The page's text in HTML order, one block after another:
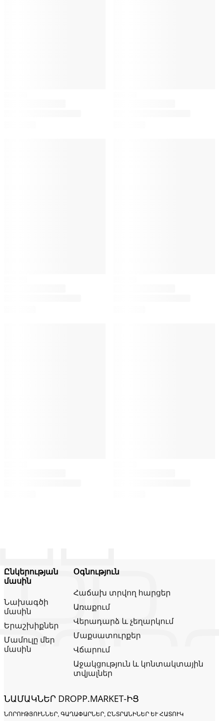
Ընկերության
մասին
Նախագծի
մասին
Երաշխիքներ
Մամուլը մեր
մասին
Օգնություն
Հաճախ տրվող հարցեր
Առաքում
Վերադարձ և չեղարկում
Մաքսատուրքեր
Վճարում
Աջակցություն և կոնտակտային
տվյալներ
ՆԱՄԱԿՆԵՐ DROPP.MARKET-ԻՑ
ՆՈՐՈՒԹՅՈՒՆՆԵՐ, ԳԱՂԱՓԱՐՆԵՐ, ԸՆՏՐԱՆԻՆԵՐ ԵՒ ՀԱՏՈՒԿ Ա